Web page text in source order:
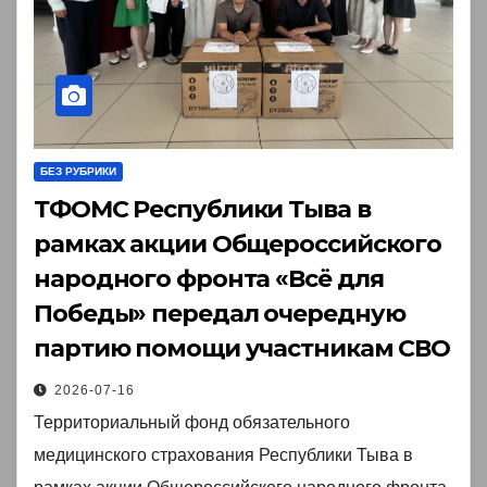
БЕЗ РУБРИКИ
ТФОМС Республики Тыва в
рамках акции Общероссийского
народного фронта «Всё для
Победы» передал очередную
партию помощи участникам СВО
2026-07-16
Территориальный фонд обязательного
медицинского страхования Республики Тыва в